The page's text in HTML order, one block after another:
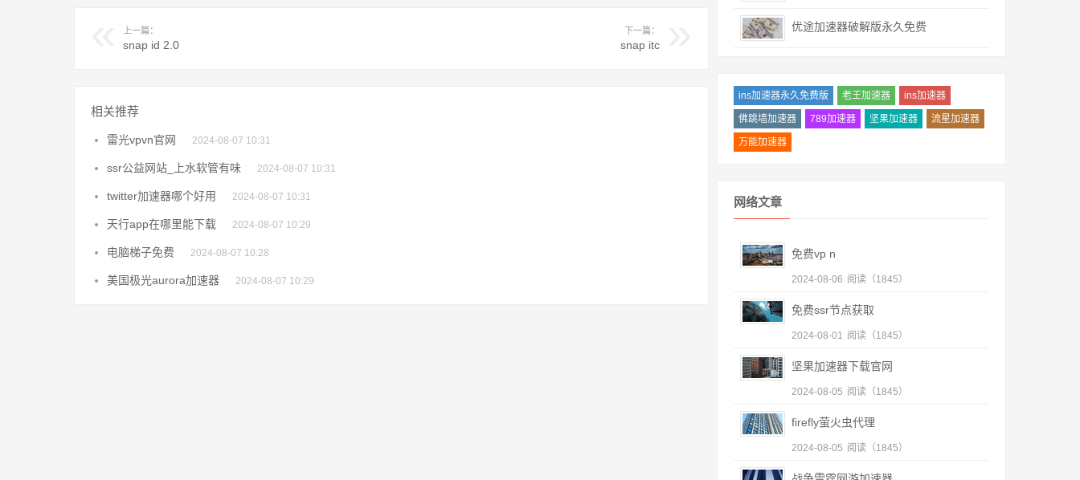
上一篇：
snap id 2.0
下一篇：
snap itc
相关推荐
雷光vpvn官网 2024-08-07 10:31
ssr公益网站_上水软管有味 2024-08-07 10:31
twitter加速器哪个好用 2024-08-07 10:31
天行app在哪里能下载 2024-08-07 10:29
电脑梯子免费 2024-08-07 10:28
美国极光aurora加速器 2024-08-07 10:29
优途加速器破解版永久免费
ins加速器永久免费版 老王加速器 ins加速器
佛跳墙加速器 789加速器 坚果加速器 流星加速器
万能加速器
网络文章
免费vp n
2024-08-06 阅读（1845）
免费ssr节点获取
2024-08-01 阅读（1845）
坚果加速器下载官网
2024-08-05 阅读（1845）
firefly萤火虫代理
2024-08-05 阅读（1845）